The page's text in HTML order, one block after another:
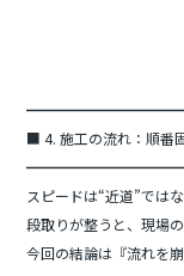
■ 4. 施工の流れ：順番
スピードは“近道”では
段取りが整うと、現場
今回の結論は『流れを